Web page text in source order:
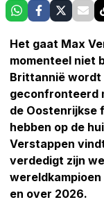
Het gaat Max
momenteel niet
Brittannië wordt
geconfronteerd
de Oostenrijkse
hebben op de
Verstappen
verdedigt zijn
en over 2026.